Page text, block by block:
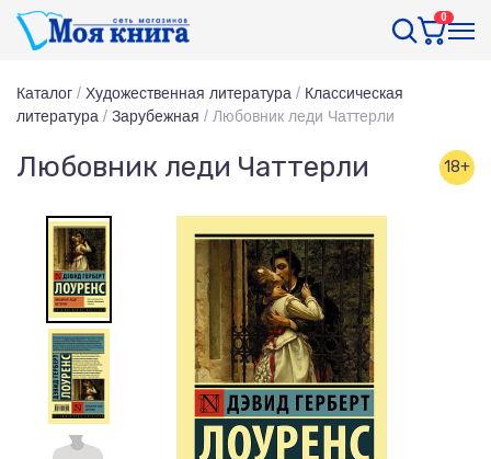
0
Каталог / Художественная литература / Классическая
литература / Зарубежная / Любовник леди Чаттерли
Любовник леди Чаттерли 18+